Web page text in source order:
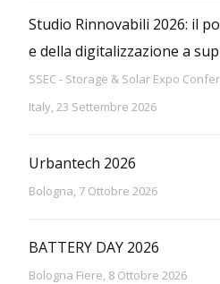
Studio Rinnovabili 2026: il
e della digitalizzazione a
SSEC - Storage & Solar Expo
Italy, 23 Settembre 2026
Urbantech 2026
Bologna, 7 Ottobre 2026
BATTERY DAY 2026
Bologna Fiere, 8 Ottobre 2026